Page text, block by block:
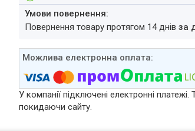
повернення товару протягом 14 днівза
У компанії підключені електронні
покидаючи сайту.